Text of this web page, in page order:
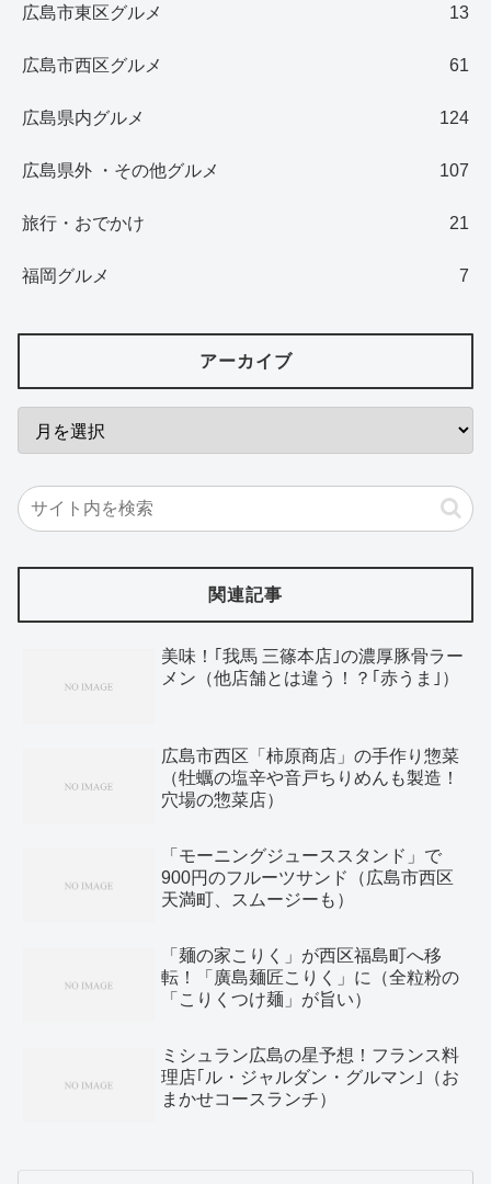
広島市東区グルメ 13
広島市西区グルメ 61
広島県内グルメ 124
広島県外 ・その他グルメ 107
旅行・おでかけ 21
福岡グルメ 7
アーカイブ
関連記事
美味！｢我馬 三篠本店｣の濃厚豚骨ラー
メン（他店舗とは違う！？｢赤うま｣）
広島市西区「柿原商店」の手作り惣菜
（牡蠣の塩辛や音戸ちりめんも製造！
穴場の惣菜店）
「モーニングジューススタンド」で
900円のフルーツサンド（広島市西区
天満町、スムージーも）
「麺の家こりく」が西区福島町へ移
転！「廣島麺匠こりく」に（全粒粉の
「こりくつけ麺」が旨い）
ミシュラン広島の星予想！フランス料
理店｢ル・ジャルダン・グルマン｣（お
まかせコースランチ）